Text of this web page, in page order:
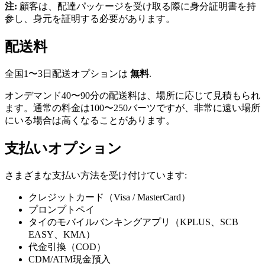
注: 顧客は、配達パッケージを受け取る際に身分証明書を持
参し、身元を証明する必要があります。
配送料
全国1〜3日配送オプションは 無料.
オンデマンド40〜90分の配送料は、場所に応じて見積もられ
ます。通常の料金は100〜250バーツですが、非常に遠い場所
にいる場合は高くなることがあります。
支払いオプション
さまざまな支払い方法を受け付けています:
クレジットカード（Visa / MasterCard）
プロンプトペイ
タイのモバイルバンキングアプリ（KPLUS、SCB
EASY、KMA）
代金引換（COD）
CDM/ATM現金預入